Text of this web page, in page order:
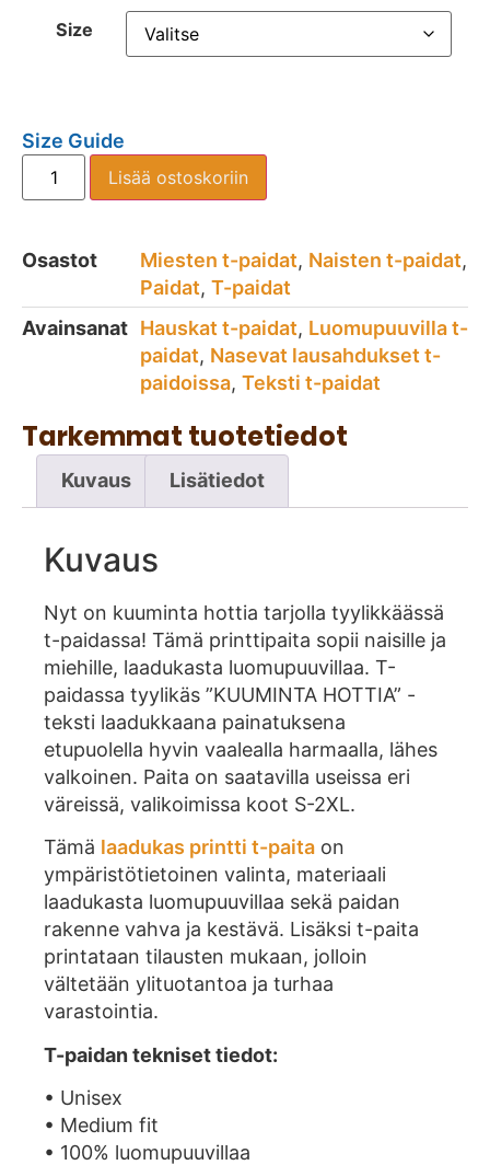
Size
Size Guide
Lisää ostoskoriin
Osastot Miesten t-paidat, Naisten t-paidat,
Paidat, T-paidat
Avainsanat Hauskat t-paidat, Luomupuuvilla t-
paidat, Nasevat lausahdukset t-
paidoissa, Teksti t-paidat
Tarkemmat tuotetiedot
Kuvaus Lisätiedot
Kuvaus
Nyt on kuuminta hottia tarjolla tyylikkäässä
t-paidassa! Tämä printtipaita sopii naisille ja
miehille, laadukasta luomupuuvillaa. T-
paidassa tyylikäs ”KUUMINTA HOTTIA” -
teksti laadukkaana painatuksena
etupuolella hyvin vaalealla harmaalla, lähes
valkoinen. Paita on saatavilla useissa eri
väreissä, valikoimissa koot S-2XL.
Tämä laadukas printti t-paita on
ympäristötietoinen valinta, materiaali
laadukasta luomupuuvillaa sekä paidan
rakenne vahva ja kestävä. Lisäksi t-paita
printataan tilausten mukaan, jolloin
vältetään ylituotantoa ja turhaa
varastointia.
T-paidan tekniset tiedot:
• Unisex
• Medium fit
• 100% luomupuuvillaa